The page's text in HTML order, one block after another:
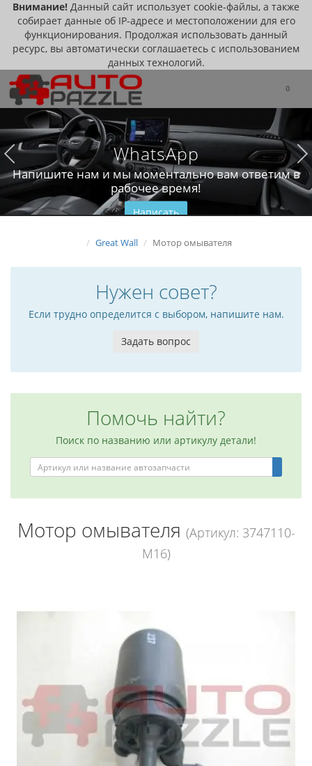
Внимание! Данный сайт использует cookie-файлы, а также
собирает данные об IP-адресе и местоположении для его
функционирования. Продолжая использовать данный
ресурс, вы автоматически соглашаетесь с использованием
данных технологий.
0
WhatsApp
Напишите нам и мы моментально вам ответим в
рабочее время!
Написать
Great Wall Мотор омывателя
Нужен совет?
Если трудно определится с выбором, напишите нам.
Задать вопрос
Помочь найти?
Поиск по названию или артикулу детали!
Мотор омывателя (Артикул: 3747110-
M16)